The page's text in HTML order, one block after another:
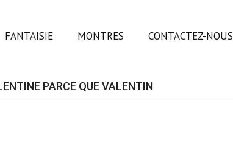
FANTAISIE MONTRES CONTACTEZ-NOUS
PARCE QUE VALENTIN